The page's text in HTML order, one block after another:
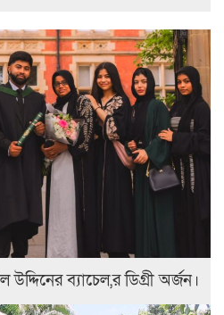
উদ্দিনের ব্যাচেল,র ডিগ্রী অর্জন।